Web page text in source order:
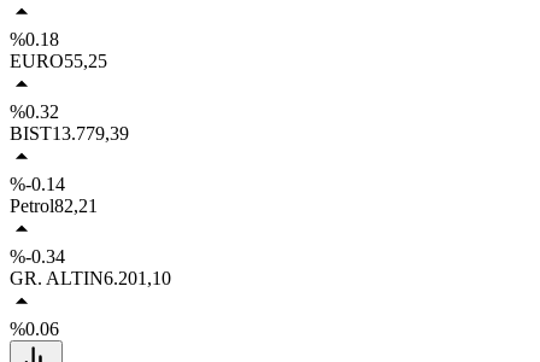
%0.18
EURO55,25
%0.32
BIST13.779,39
%-0.14
Petrol82,21
%-0.34
GR. ALTIN6.201,10
%0.06